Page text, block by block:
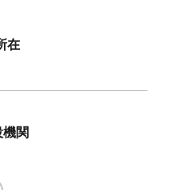
在
関